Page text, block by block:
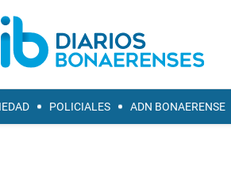
POLICIALES ADN BONAERENSE